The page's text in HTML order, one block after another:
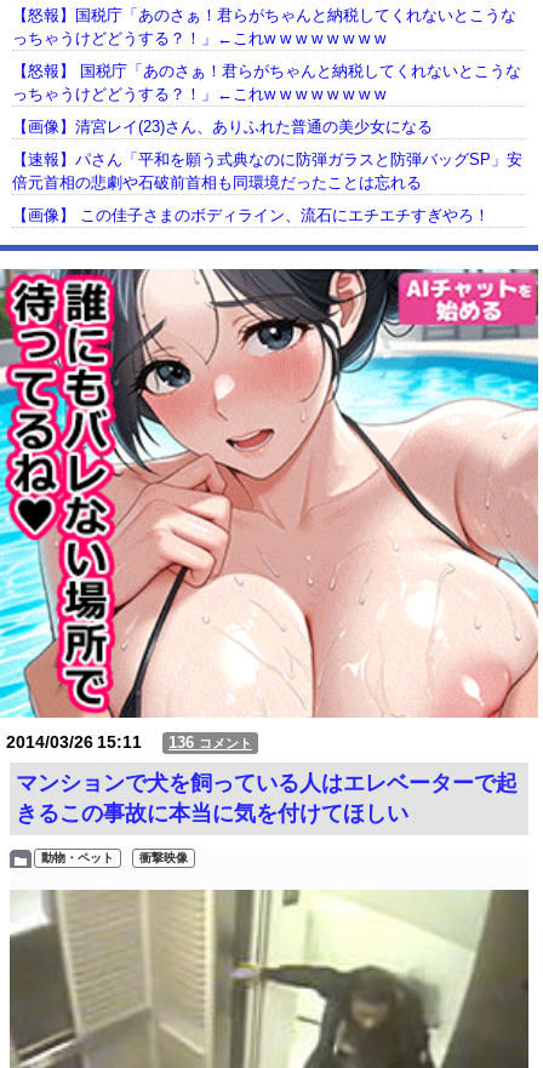
【怒報】国税庁「あのさぁ！君らがちゃんと納税してくれないとこうな
っちゃうけどどうする？！」←これw w w w w w w w
【怒報】 国税庁「あのさぁ！君らがちゃんと納税してくれないとこうな
っちゃうけどどうする？！」←これw w w w w w w w
【画像】清宮レイ(23)さん、ありふれた普通の美少女になる
【速報】パさん「平和を願う式典なのに防弾ガラスと防弾バッグSP」安
倍元首相の悲劇や石破前首相も同環境だったことは忘れる
【画像】 この佳子さまのボディライン、流石にエチエチすぎやろ！
【動画】USJの禁止エリアに子どもたちが続々乱入 → スタッフが注意し
ても止まらない事態に
Powered by livedoor 相互RSS
2014/03/2615:11 136 コメント
マンションで犬を飼っている人はエレベーターで起
きるこの事故に本当に気を付けてほしい
動物・ペット 衝撃映像